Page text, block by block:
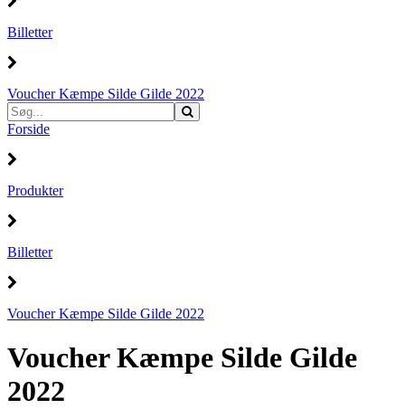
Billetter
Voucher Kæmpe Silde Gilde 2022
Forside
Produkter
Billetter
Voucher Kæmpe Silde Gilde 2022
Voucher Kæmpe Silde Gilde
2022